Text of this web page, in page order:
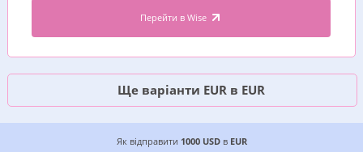
Перейти в Wise
Ще варіанти EUR в EUR
3 ДЕШЕВИХ ВАРІАНТИ, ДЕ ВИГІДНІШЕ
Як відправити 1000 USDв EUR